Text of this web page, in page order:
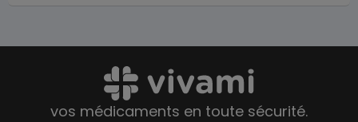
vos médicaments en toute sécurité.